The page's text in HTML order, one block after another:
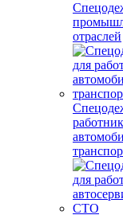
отраслей